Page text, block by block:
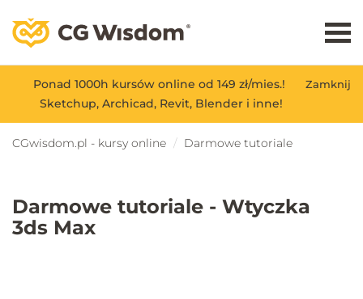
Zamknij
Ponad 1000h kursów online od 149 zł/mies.!
Sketchup, Archicad, Revit, Blender i inne!
CGwisdom.pl - kursy online Darmowe tutoriale
Darmowe tutoriale - Wtyczka
3ds Max